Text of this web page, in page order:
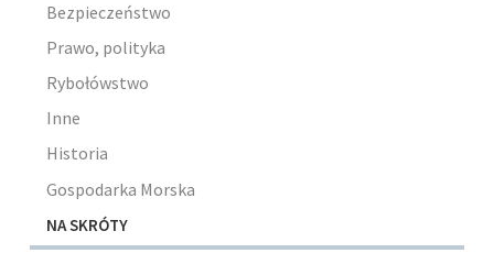
Bezpieczeństwo
Prawo, polityka
Rybołówstwo
Inne
Historia
Gospodarka Morska
NA SKRÓTY